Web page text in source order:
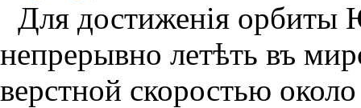
Для достиженiя орбиты
непрерывно летѣть въ
верстной скоростью